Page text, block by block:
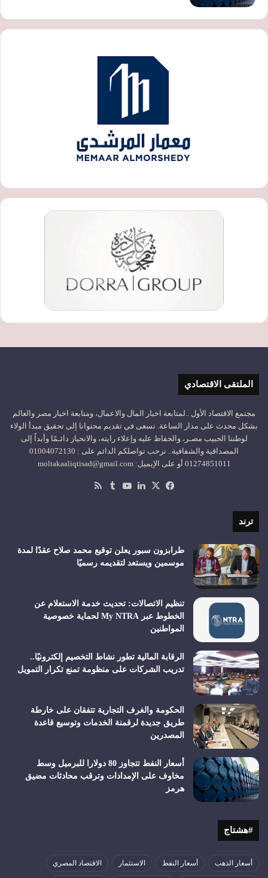
الملتقى الاقتصادي
مجتمع الاقتصاد الأول ..لمتابعة اخبار المال والاعمال، ومتابعة اخبار مصر والعالم
بشكل محدث على مدار الساعة. نسعى في تقديم محتوانا إلى تحقيق مبدأ الولاء
لوطننا الحبيب مصـر، والحفاظ عليه وإعلاء رايته، والانحياز دائـمًا وأبداً إلى
المصداقية والشفافية.. نرحب تواصلكم الدائم على : 01004072130
01274851011 أو على الإيميل: moltakaaliqtisad@gmail.com
فيسبوك
‫X لينكدإن‫YouTube
ترند
طرابزون سبور يعلن توقيع محمد صلاح عقدًا لمدة
موسمين ويستعد لتقديمه رسميًا
تنظيم الاتصالات: تحديث خدمة الاستعلام عن
الخطوط عبر My NTRA لحماية خصوصية
المواطنين
الرقابة المالية تطور نشاط التخصيم إلكترونيًا..
تدريب الشركات على منظومة تمنع تكرار التمويل
الحكومة والغرف التجارية تتفقان على خارطة
طريق جديدة لرقمنة الخدمات وتوسيع قاعدة
المصدرين
أسعار النفط تتجاوز 80 دولارا للبرميل وسط
مخاوف على الإمدادات وترقب محادثات مضيق
هرمز
#هشتاج
أسعار الذهب أسعار النفط الاستثمار الاقتصاد المصري